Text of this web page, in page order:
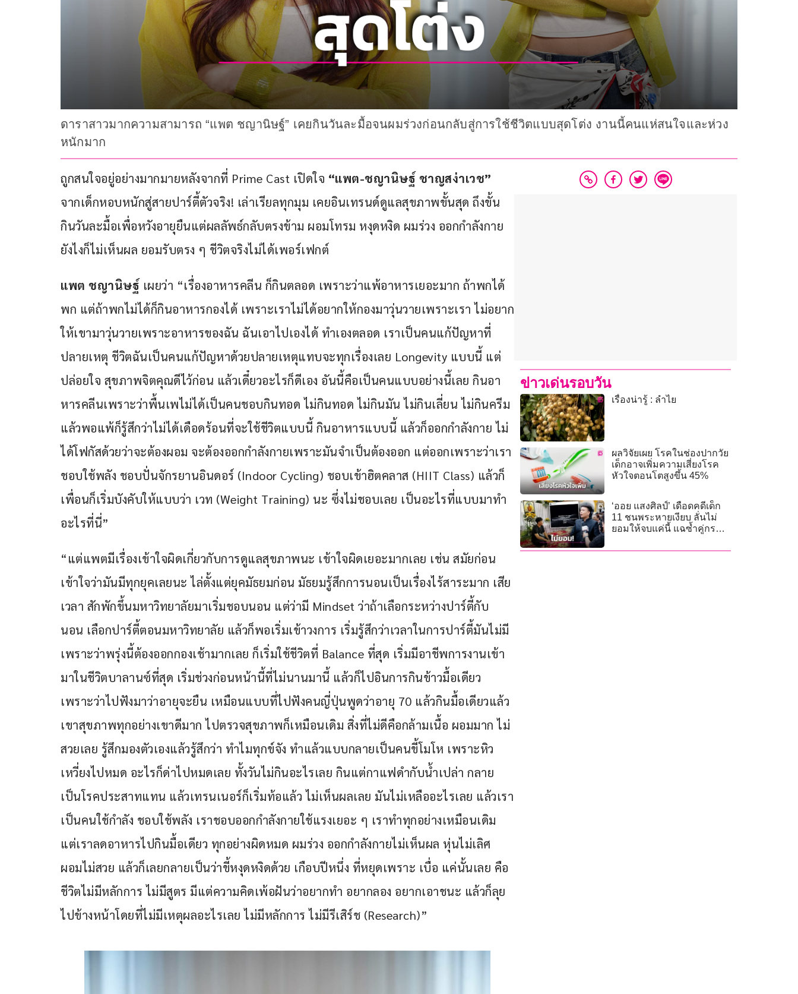
ดาราสาวมากความสามารถ “แพต ชญานิษฐ์” เคยกินวันละมื้อจนผมร่วงก่อนกลับสู่การใช้ชีวิตแบบสุดโต่ง งานนี้คนแห่สนใจและห่วง
หนักมาก
ถูกสนใจอยู่อย่างมากมายหลังจากที่ Prime Cast เปิดใจ “แพต-ชญานิษฐ์ ชาญสง่าเวช”
จากเด็กหอบหนักสู่สายปาร์ตี้ตัวจริง! เล่าเรียลทุกมุม เคยอินเทรนด์ดูแลสุขภาพขั้นสุด ถึงขั้น
กินวันละมื้อเพื่อหวังอายุยืนแต่ผลลัพธ์กลับตรงข้าม ผอมโทรม หงุดหงิด ผมร่วง ออกกำลังกาย
ยังไงก็ไม่เห็นผล ยอมรับตรง ๆ ชีวิตจริงไม่ได้เพอร์เฟกต์
แพต ชญานิษฐ์ เผยว่า “เรื่องอาหารคลีน ก็กินตลอด เพราะว่าแพ้อาหารเยอะมาก ถ้าพกได้
พก แต่ถ้าพกไม่ได้ก็กินอาหารกองได้ เพราะเราไม่ได้อยากให้กองมาวุ่นวายเพราะเรา ไม่อยาก
ให้เขามาวุ่นวายเพราะอาหารของฉัน ฉันเอาไปเองได้ ทำเองตลอด เราเป็นคนแก้ปัญหาที่
ปลายเหตุ ชีวิตฉันเป็นคนแก้ปัญหาด้วยปลายเหตุแทบจะทุกเรื่องเลย Longevity แบบนี้ แต่
ปล่อยใจ สุขภาพจิตคุณดีไว้ก่อน แล้วเดี๋ยวอะไรก็ดีเอง อันนี้คือเป็นคนแบบอย่างนี้เลย กินอา
หารคลีนเพราะว่าพื้นเพไม่ได้เป็นคนชอบกินทอด ไม่กินทอด ไม่กินมัน ไม่กินเลี่ยน ไม่กินครีม
แล้วพอแพ้ก็รู้สึกว่าไม่ได้เดือดร้อนที่จะใช้ชีวิตแบบนี้ กินอาหารแบบนี้ แล้วก็ออกกำลังกาย ไม่
ได้โฟกัสด้วยว่าจะต้องผอม จะต้องออกกำลังกายเพราะมันจำเป็นต้องออก แต่ออกเพราะว่าเรา
ชอบใช้พลัง ชอบปั่นจักรยานอินดอร์ (Indoor Cycling) ชอบเข้าฮิตคลาส (HIIT Class) แล้วก็
เพื่อนก็เริ่มบังคับให้แบบว่า เวท (Weight Training) นะ ซึ่งไม่ชอบเลย เป็นอะไรที่แบบมาทำ
อะไรที่นี่”
“แต่แพตมีเรื่องเข้าใจผิดเกี่ยวกับการดูแลสุขภาพนะ เข้าใจผิดเยอะมากเลย เช่น สมัยก่อน
เข้าใจว่ามันมีทุกยุคเลยนะ ไล่ตั้งแต่ยุคมัธยมก่อน มัธยมรู้สึกการนอนเป็นเรื่องไร้สาระมาก เสีย
เวลา สักพักขึ้นมหาวิทยาลัยมาเริ่มชอบนอน แต่ว่ามี Mindset ว่าถ้าเลือกระหว่างปาร์ตี้กับ
นอน เลือกปาร์ตี้ตอนมหาวิทยาลัย แล้วก็พอเริ่มเข้าวงการ เริ่มรู้สึกว่าเวลาในการปาร์ตี้มันไม่มี
เพราะว่าพรุ่งนี้ต้องออกกองเช้ามากเลย ก็เริ่มใช้ชีวิตที่ Balance ที่สุด เริ่มมีอาชีพการงานเข้า
มาในชีวิตบาลานซ์ที่สุด เริ่มช่วงก่อนหน้านี้ที่ไม่นานมานี้ แล้วก็ไปอินการกินข้าวมื้อเดียว
เพราะว่าไปฟังมาว่าอายุจะยืน เหมือนแบบที่ไปฟังคนญี่ปุ่นพูดว่าอายุ 70 แล้วกินมื้อเดียวแล้ว
เขาสุขภาพทุกอย่างเขาดีมาก ไปตรวจสุขภาพก็เหมือนเดิม สิ่งที่ไม่ดีคือกล้ามเนื้อ ผอมมาก ไม่
สวยเลย รู้สึกมองตัวเองแล้วรู้สึกว่า ทำไมทุกข์จัง ทำแล้วแบบกลายเป็นคนขี้โมโห เพราะหิว
เหวี่ยงไปหมด อะไรก็ด่าไปหมดเลย ทั้งวันไม่กินอะไรเลย กินแต่กาแฟดำกับน้ำเปล่า กลาย
เป็นโรคประสาทแทน แล้วเทรนเนอร์ก็เริ่มท้อแล้ว ไม่เห็นผลเลย มันไม่เหลืออะไรเลย แล้วเรา
เป็นคนใช้กำลัง ชอบใช้พลัง เราชอบออกกำลังกายใช้แรงเยอะ ๆ เราทำทุกอย่างเหมือนเดิม
แต่เราลดอาหารไปกินมื้อเดียว ทุกอย่างผิดหมด ผมร่วง ออกกำลังกายไม่เห็นผล หุ่นไม่เลิศ
ผอมไม่สวย แล้วก็เลยกลายเป็นว่าขี้หงุดหงิดด้วย เกือบปีหนึ่ง ที่หยุดเพราะ เบื่อ แค่นั้นเลย คือ
ชีวิตไม่มีหลักการ ไม่มีสูตร มีแต่ความคิดเพ้อฝันว่าอยากทำ อยากลอง อยากเอาชนะ แล้วก็ลุย
ไปข้างหน้าโดยที่ไม่มีเหตุผลอะไรเลย ไม่มีหลักการ ไม่มีรีเสิร์ช (Research)”
ข่าวเด่นรอบวัน
เรื่องน่ารู้ : ลำไย
ผลวิจัยเผย โรคในช่องปากวัย
เด็กอาจเพิ่มความเสี่ยงโรค
หัวใจตอนโตสูงขึ้น 45%
‘ออย แสงศิลป์’ เดือดคดีเด็ก
11 ชนพระหายเงียบ ลั่นไม่
ยอมให้จบแค่นี้ แฉซ้ำคู่กรณี